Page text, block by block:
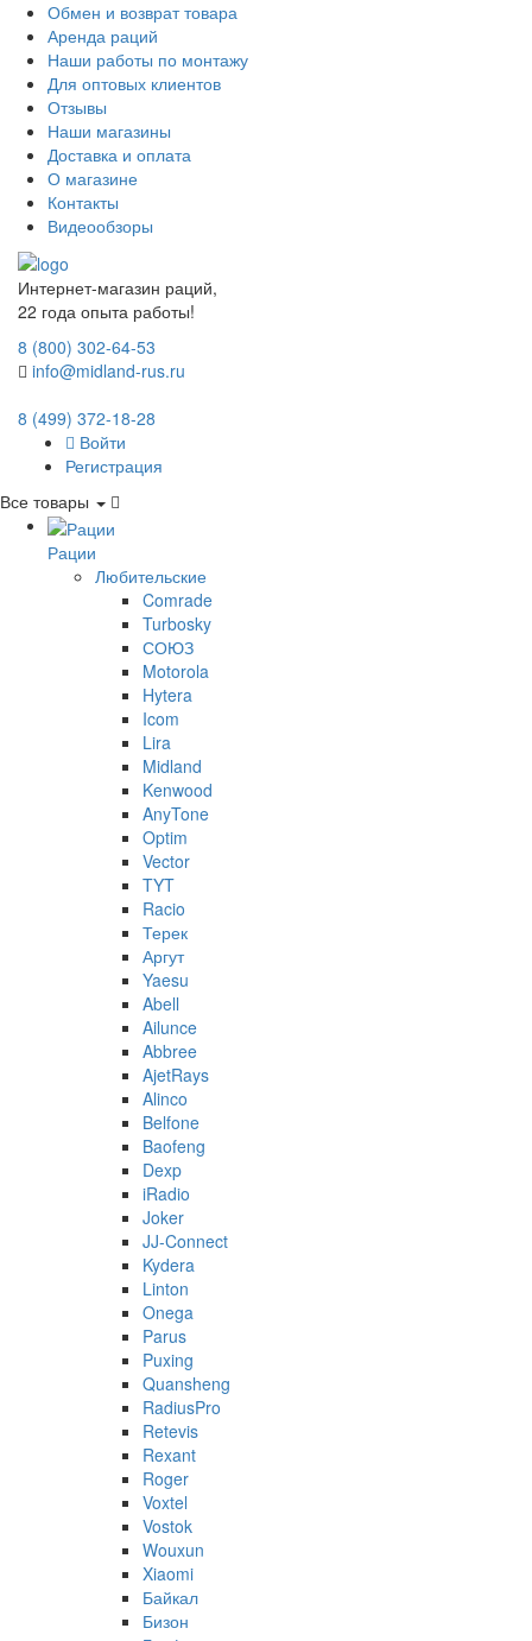
Обмен и возврат товара
Аренда раций
Наши работы по монтажу
Для оптовых клиентов
Отзывы
Наши магазины
Доставка и оплата
О магазине
Контакты
Видеообзоры
Интернет-магазин раций,
22 года опыта работы!
8 (800) 302-64-53
info@midland-rus.ru
8 (499) 372-18-28
Войти
Регистрация
Все товары
Рации
Любительские
Comrade
Turbosky
СОЮЗ
Motorola
Hytera
Icom
Lira
Midland
Kenwood
AnyTone
Optim
Vector
TYT
Racio
Терек
Аргут
Yaesu
Abell
Ailunce
Abbree
AjetRays
Alinco
Belfone
Baofeng
Dexp
iRadio
Joker
JJ-Connect
Kydera
Linton
Onega
Parus
Puxing
Quansheng
RadiusPro
Retevis
Rexant
Roger
Voxtel
Vostok
Wouxun
Xiaomi
Байкал
Бизон